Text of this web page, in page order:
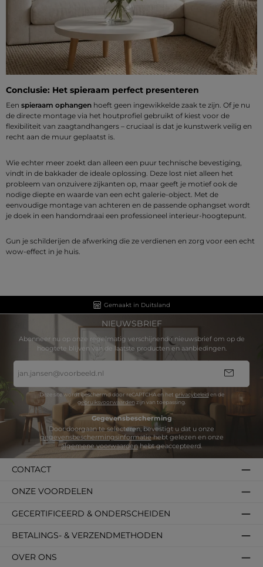
Conclusie: Het spieraam perfect presenteren
Een spieraam ophangen hoeft geen ingewikkelde zaak te zijn. Of je nu
de directe montage via het houtprofiel gebruikt of kiest voor de
flexibiliteit van zaagtandhangers – cruciaal is dat je kunstwerk veilig en
recht aan de muur geplaatst is.
Wie echter meer zoekt dan alleen een puur technische bevestiging,
vindt in de bakkader de ideale oplossing. Deze lost niet alleen het
probleem van onzuivere zijkanten op, maar geeft je motief ook de
nodige diepte en waarde van een echt galerie-object. Met de
eenvoudige montage van achteren en de passende ophangset wordt
je doek in een handomdraai een professioneel interieur-hoogtepunt.
Gun je schilderijen de afwerking die ze verdienen en zorg voor een echt
wow-effect in je huis.
Gemaakt in Duitsland
NIEUWSBRIEF
Abonneer nu op onze regelmatig verschijnende nieuwsbrief om op de
hoogtete blijven van de laatste producten en aanbiedingen.
E-
mailadres
*
Deze site wordt beschermd door reCAPTCHA en het privacybeleid en de
gebruiksvoorwaarden zijn van toepassing.
Gegevensbescherming
gegevensbeschermingsinformatie
algemene voorwaardenhebt geaccepteerd.
CONTACT
BETALINGS- & VERZENDMETHODEN
OVER ONS
GECERTIFICEERD & ONDERSCHEIDEN
ONZE VOORDELEN